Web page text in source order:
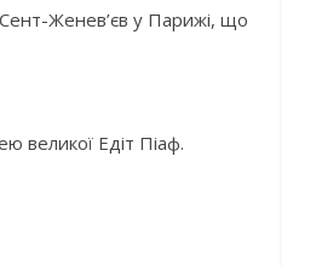
Женев’єв у Парижі, що
великої Едіт Піаф.